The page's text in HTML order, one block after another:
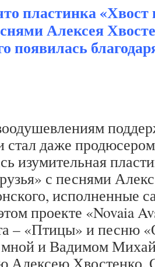
пластинка «Хвост
Алексея
появилась
стал даже
изумительная
с песнями
исполненные
проекте «Novaia
– «Птицы» и песню
и Вадимом
Алексею Хвостенко.